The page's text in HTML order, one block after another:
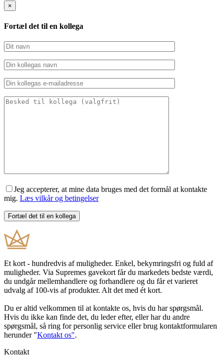
×
Fortæl det til en kollega
Jeg accepterer, at mine data bruges med det formål at kontakte
mig. Læs vilkår og betingelser
Et kort - hundredvis af muligheder. Enkel, bekymringsfri og fuld af
muligheder. Via Supremes gavekort får du markedets bedste værdi,
du undgår mellemhandlere og forhandlere og du får et varieret
udvalg af 100-vis af produkter. Alt det med ét kort.
Du er altid velkommen til at kontakte os, hvis du har spørgsmål.
Hvis du ikke kan finde det, du leder efter, eller har du andre
spørgsmål, så ring for personlig service eller brug kontaktformularen
herunder "Kontakt os".
Kontakt